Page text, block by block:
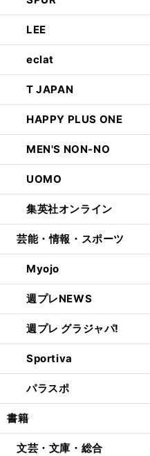
LEE
eclat
T JAPAN
HAPPY PLUS ONE
MEN'S NON-NO
UOMO
集英社オンライン
芸能・情報・スポーツ
Myojo
週プレNEWS
週プレ グラジャパ!
Sportiva
パラスポ
書籍
文芸・文庫・総合